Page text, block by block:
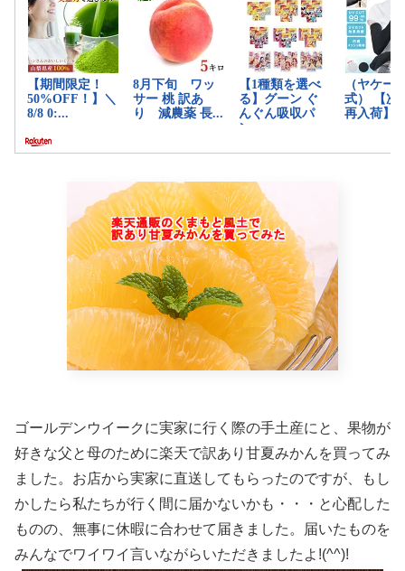
ゴールデンウイークに実家に行く際の手土産にと、果物が
好きな父と母のために楽天で訳あり甘夏みかんを買ってみ
ました。お店から実家に直送してもらったのですが、もし
かしたら私たちが行く間に届かないかも・・・と心配した
ものの、無事に休暇に合わせて届きました。届いたものを
みんなでワイワイ言いながらいただきましたよ!(^^)!